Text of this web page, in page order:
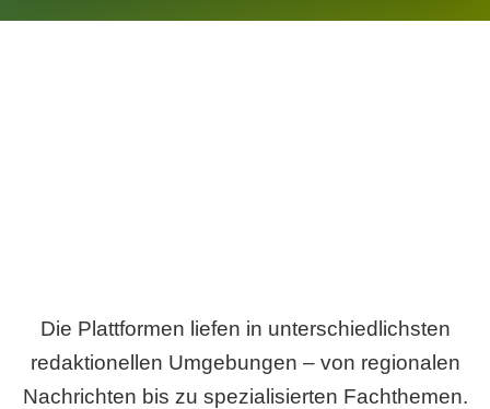
Die Plattformen liefen in unterschiedlichsten
redaktionellen Umgebungen – von regionalen
Nachrichten bis zu spezialisierten Fachthemen.